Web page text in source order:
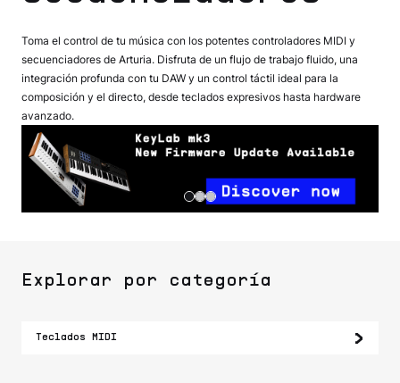
Toma el control de tu música con los potentes controladores MIDI y
secuenciadores de Arturia. Disfruta de un flujo de trabajo fluido, una
integración profunda con tu DAW y un control táctil ideal para la
composición y el directo, desde teclados expresivos hasta hardware
avanzado.
Explorar por categoría
Teclados MIDI